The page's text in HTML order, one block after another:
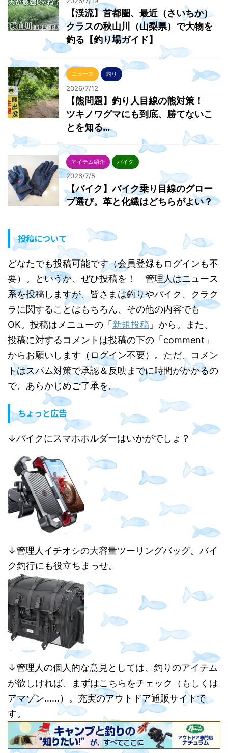
【渓流】首都圏、最近（さいちか）
クラスの秋山川（山梨県）で大物を
釣る【釣り場ガイド】
ニュース 釣り
2026/7/12
【熊問題】釣り人目線の熊対策！
ツキノワグマにも到底、勝てないこ
とを知る…
アイテム紹介 バイク
2026/7/5
【バイク】バイク乗り目線のグロー
ブ選び。革と化繊はどちらがよい？
投稿について
どなたでも投稿可能です（会員登録もログインも不
要）。というか、ぜひ投稿を！ 管理人はニュース
系を投稿しますが、皆さまは釣りやバイク、クラク
ラに関することはもちろん、その他の内容でも
OK。投稿はメニューの「 新規投稿 」から。また、
投稿に対するコメントは投稿の下の「comment」
からお願いします（ログイン不要）。ただ、コメン
トはスパム対策で承認＆反映までに時間がかかるの
で、あらかじめご了承を。
ちょっと広告
↓バイクにスマホホルダーはいかがでしょ？
↓管理人イチオシの大容量ツーリングバッグ。バイ
ク釣行にも役立ちまっせ。
↓管理人の個人的な意見としては、釣りのアイテム
が欲しければ、まずはこちらをチェック（もしくは
アマゾン……）。充実のアウトドア通販サイトで
す。